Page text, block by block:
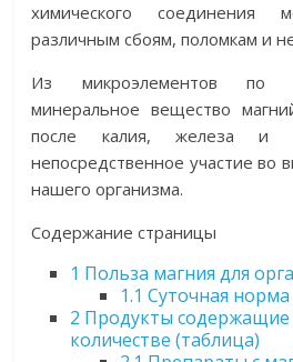
химического соединения
различным сбоям, поломкам и
Из микроэлементов по
минеральное вещество
после калия, железа и
непосредственное участие во
нашего организма.
Содержание страницы
1 Польза магния для
1.1 Суточная
2 Продукты
количестве (таблица)